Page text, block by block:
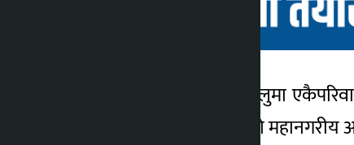
ललितपुर । ललितपुरको नल्लुमा
पाटन अस्पतालमा मृत्यु भएको